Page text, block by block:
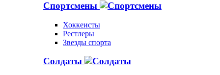
Спортсмены
Хоккеисты
Рестлеры
Звезды спорта
Солдаты